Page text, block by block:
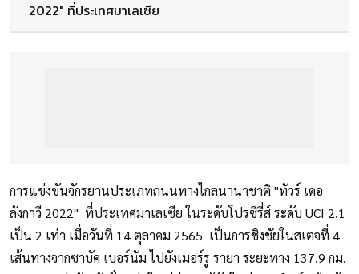
2022" ที่ประเทศมาเลเซีย
การแข่งขันจักรยานประเภทถนนทางไกลนานาชาติ "ทัวร์ เดอ
ลังกาวี 2022" ที่ประเทศมาเลเซีย ในระดับโปรซีรี่ส์ ระดับ UCI 2.1
เป็น 2 เท่า เมื่อวันที่ 14 ตุลาคม 2565 เป็นการชิงชัยในสเตจที่ 4
เส้นทางจากซาบัค เบอร์นัม ไปยังเมอร์รู รายา ระยะทาง 137.9 กม.